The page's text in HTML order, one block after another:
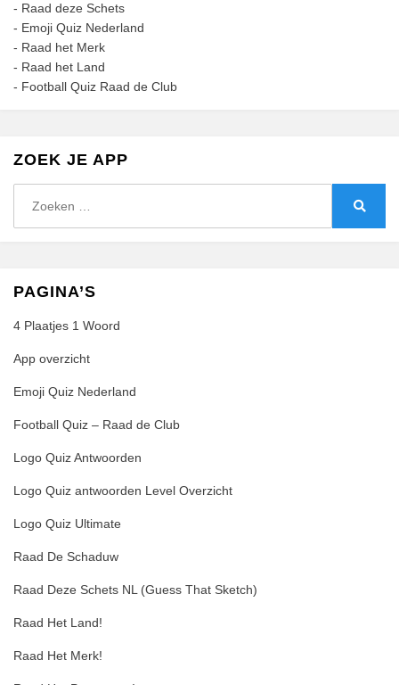
- Raad deze Schets
- Emoji Quiz Nederland
- Raad het Merk
- Raad het Land
- Football Quiz Raad de Club
ZOEK JE APP
naar:
PAGINA’S
4 Plaatjes 1 Woord
App overzicht
Emoji Quiz Nederland
Football Quiz – Raad de Club
Logo Quiz Antwoorden
Logo Quiz antwoorden Level Overzicht
Logo Quiz Ultimate
Raad De Schaduw
Raad Deze Schets NL (Guess That Sketch)
Raad Het Land!
Raad Het Merk!